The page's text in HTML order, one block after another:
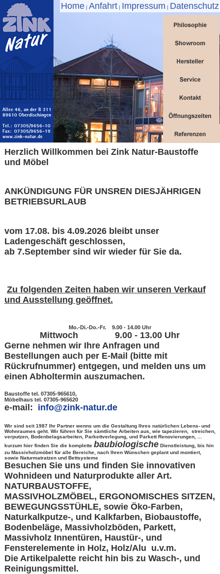
Home | Anfahrt | Impressum | Datenschutz
Herzlich Willkommen bei Zink Natur-Baustoffe
und Möbel
ANKÜNDIGUNG FÜR UNSREN DIESJÄHRIGEN
BETRIEBSURLAUB
vom 17.08. bis 4.09.2026 bleibt unser
Ladengeschäft geschlossen,
ab 7.September sind wir wieder für Sie da.
Zu folgenden Zeiten haben wir unseren Verkauf
und Ausstellung geöffnet.
Mo.-Di.-Do.-Fr. 9.00 - 14.00 Uhr
Mittwoch 9.00 - 13.00 Uhr
Gerne nehmen wir Ihre Anfragen und
Bestellungen auch per E-Mail (bitte mit
Rückrufnummer) entgegen, und melden uns um
einen Abholtermin auszumachen.
Baustoffe tel. 07305-965610,
Möbelhaus tel. 07305-965620
e-mail: info@zink-natur.de
Wir sind seit 1987 Ihr Partner wenns um die Gestaltung Ihres natürlichen Lebens- und
Wohnraumes geht. Wir führen für Sie sämtliche Arbeiten aus, wie tapezieren, streichen,
verputzen, Bodenbelagsarbeiten, Parkettverlegung, und Parkett Renovierungen, ...
kurzum hier finden Sie die komplette baubiologischeDienstleistung, bis hin
zu Massivholzmöbel für alle Bereiche, nach Ihren Wünschen geplant und montiert,
sowie Naturmatratzen und Bettsysteme
Besuchen Sie uns und finden Sie innovativen
Wohnideen und Naturprodukte aller Art.
NATURBAUSTOFFE,
MASSIVHOLZMÖBEL, ERGONOMISCHES SITZEN,
BEWEGUNGSSTÜHLE, sowie Öko-Farben,
Naturkalkputze-, und Kalkfarben, Biobaustoffe,
Bodenbeläge, Massivholzböden, Parkett,
Massivholz Innentüren, Haustür-, und
Fensterelemente in Holz, Holz/Alu u.v.m.
Die Artikelpalette reicht hin bis zu Wasch-, und
Reinigungsmittel.